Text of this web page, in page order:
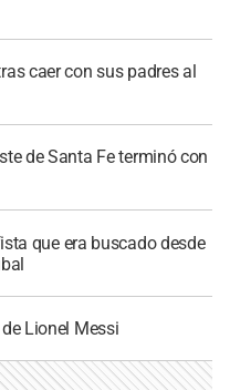
caer con sus padres al
de Santa Fe terminó con
que era buscado desde
Lionel Messi